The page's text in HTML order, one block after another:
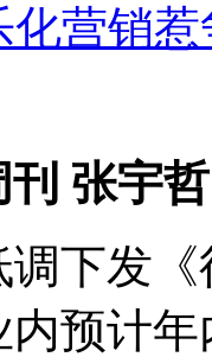
营销
张宇
发《
内预计